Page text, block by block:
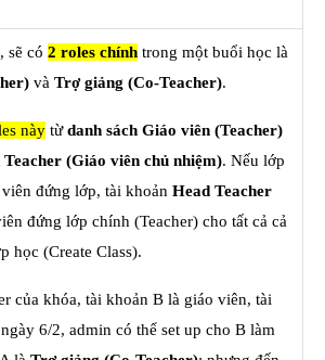
sẽ có 2 roles chính
và Trợ giảng (Co-Teacher).
này từ danh sách Giáo viên (Teacher)
Teacher (Giáo viên chủ nhiệm). Nếu lớp
đứng lớp, tài khoản Head Teacher
đứng lớp chính (Teacher) cho tất cả cả
học (Create Class).
của khóa, tài khoản B là giáo viên, tài